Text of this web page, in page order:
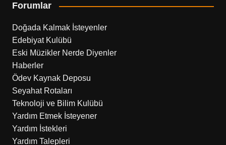
Forumlar
Doğada Kalmak İsteyenler
Edebiyat Kulübü
Eski Müzikler Nerde Diyenler
Haberler
Ödev Kaynak Deposu
Seyahat Rotaları
Teknoloji ve Bilim Kulübü
Yardım Etmek İsteyener
Yardım İstekleri
Yardım Talepleri